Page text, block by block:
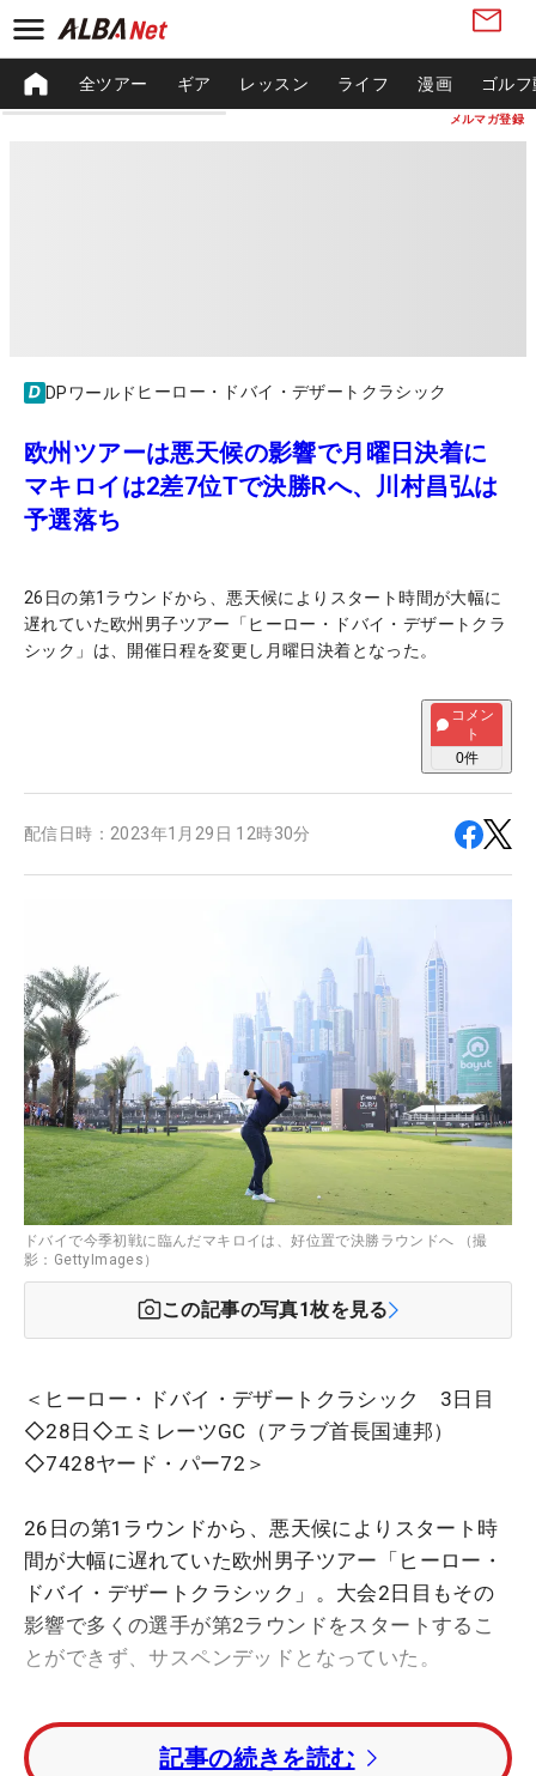
メルマガ登録
全ツアー ギア レッスン ライフ 漫画 ゴル
DPワールド ヒーロー・ドバイ・デザートクラシック
欧州ツアーは悪天候の影響で月曜日決着に
マキロイは2差7位Tで決勝Rへ、川村昌弘は
予選落ち
26日の第1ラウンドから、悪天候によりスタート時間が大幅に
遅れていた欧州男子ツアー「ヒーロー・ドバイ・デザートクラ
シック」は、開催日程を変更し月曜日決着となった。
コメン
ト
0件
配信日時： 2023年1月29日 12時30分
ドバイで今季初戦に臨んだマキロイは、好位置で決勝ラウンドへ （撮
影：GettyImages）
この記事の写真1枚を見る
＜ヒーロー・ドバイ・デザートクラシック 3日目
◇28日◇エミレーツGC（アラブ首長国連邦）
◇7428ヤード・パー72＞
26日の第1ラウンドから、悪天候によりスタート時
間が大幅に遅れていた欧州男子ツアー「ヒーロー・
ドバイ・デザートクラシック」。大会2日目もその
影響で多くの選手が第2ラウンドをスタートするこ
とができず、サスペンデッドとなっていた。
大会3日目にようやく予選ラウンドが終了。大会は
72ホールを完走する予定で、最終ラウンドが行われ
記事の続きを読む